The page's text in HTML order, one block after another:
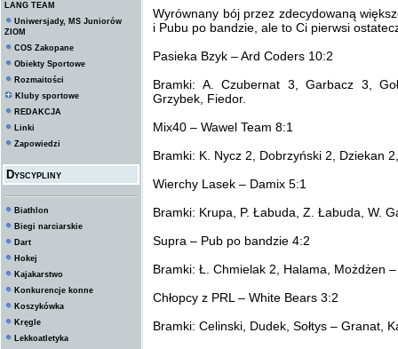
LANG TEAM
Uniwersjady, MS Juniorów
ZIOM
COS Zakopane
Obiekty Sportowe
Rozmaitości
Kluby sportowe
REDAKCJA
Linki
Zapowiedzi
Dyscypliny
Biathlon
Biegi narciarskie
Dart
Hokej
Kajakarstwo
Konkurencje konne
Koszykówka
Kręgle
Lekkoatletyka
Wyrównany bój przez zdecydowaną
i Pubu po bandzie, ale to Ci pierwsi
Pasieka Bzyk – Ard Coders 10:2
Bramki: A. Czubernat 3, Garbacz 3,
Grzybek, Fiedor.
Mix40 – Wawel Team 8:1
Bramki: K. Nycz 2, Dobrzyński 2, Dziekan
Wierchy Lasek – Damix 5:1
Bramki: Krupa, P. Łabuda, Z. Łabuda, W.
Supra – Pub po bandzie 4:2
Bramki: Ł. Chmielak 2, Halama, Możdżen
Chłopcy z PRL – White Bears 3:2
Bramki: Celinski, Dudek, Sołtys – Granat,